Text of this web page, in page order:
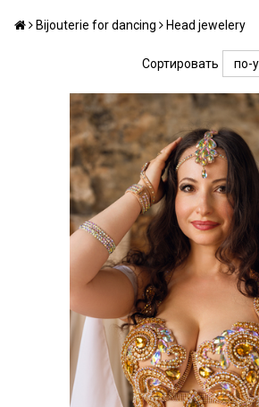
Bijouterie for dancing Head jewelery
Сортировать